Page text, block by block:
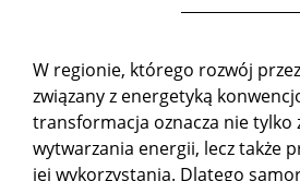
W regionie, którego rozwój
związany z energetyką
transformacja oznacza nie tylko
wytwarzania energii, lecz także
jej wykorzystania. Dlatego